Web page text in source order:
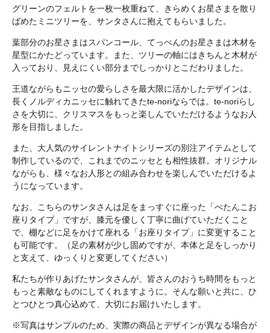
グリーンのフェルトを一枚一枚重ねて、きらめくお星さまを散り
ばめたミニツリーを、サンタさんに抱えてもらいました。
葉部分のお星さまはスパンコール、てっぺんのお星さまは木材を
星型にかたどっています。また、ツリーの軸にはきちんと木材が
入っており、見えにくい部分までしっかりとこだわりました。
王道ながらもニッセの愛らしさを最大限に活かしたデザインは、
長くノルディカニッセに触れてきたte-noriならでは。te-noriらし
さを大切に、クリスマスをもっと楽しんでいただけるようなお人
形を目指しました。
また、大人気のサイレントナイトシリーズの別注アイテムとして
制作しているので、これまでのニッセとも相性抜群。オリジナル
ながらも、様々なお人形との組み合わせを楽しんでいただけるよ
うになっています。
なお、こちらのサンタさんは足をまっすぐに座った「ぺたんこお
座りタイプ」ですが、膝元を優しく丁寧に曲げていただくこと
で、棚などに足をかけて座れる「お座りタイプ」に変更すること
も可能です。（足の素材が少し固めですが、本体と足をしっかり
と支えて、ゆっくりと変更してください）
私たちが作りあげたサンタさんが、皆さんのおうち時間をもっと
もっと素敵なものにしてくれますように。そんな願いと共に、ひ
とつひとつ真心込めて、大切にお届けいたします。
※写真はサンプルのため、実際の商品とデザインが異なる場合が